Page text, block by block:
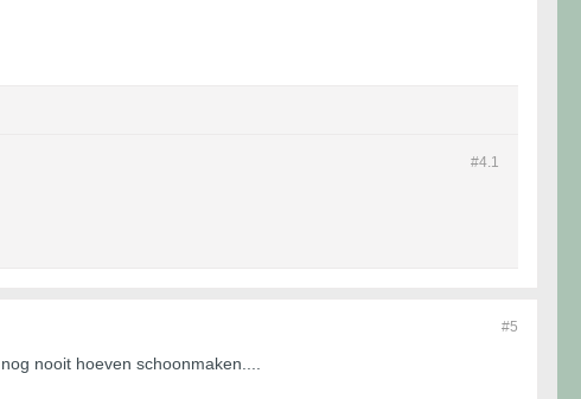
#4.1
#5
nooit hoeven schoonmaken....